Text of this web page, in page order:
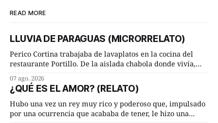
READ MORE
LLUVIA DE PARAGUAS (MICRORRELATO)
Perico Cortina trabajaba de lavaplatos en la cocina del
restaurante Portillo. De la aislada chabola donde vivía,
cuarto de hora andando a buen paso. Cierta noche,
terminada su jornada laboral caminaba él hacía su mísera
morada cundo comenzó a llover
07 ago. 2026
¿QUÉ ES EL AMOR? (RELATO)
Hubo una vez un rey muy rico y poderoso que, impulsado
por una ocurrencia que acababa de tener, le hizo una